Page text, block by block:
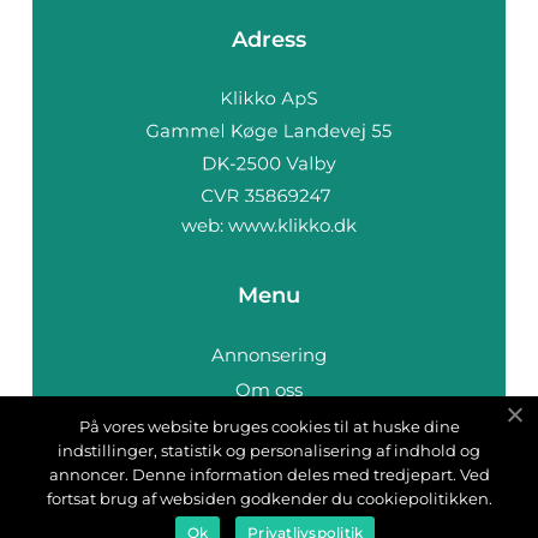
Adress
web: www.klikko.dk
Menu
Annonsering
Om oss
Cookies
Kontakta oss
Sitemap
På vores website bruges cookies til at huske dine
indstillinger, statistik og personalisering af indhold og
annoncer. Denne information deles med tredjepart. Ved
fortsat brug af websiden godkender du cookiepolitikken.
Ok Privatlivspolitik